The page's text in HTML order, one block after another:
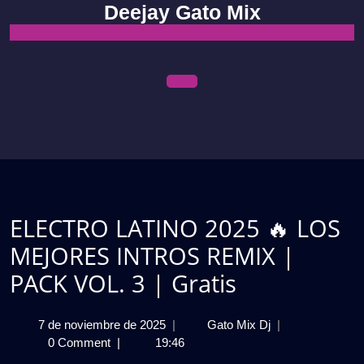
content
Deejay Gato Mix
ELECTRO LATINO 2025 🔥 LOS
MEJORES INTROS REMIX |
PACK VOL. 3 | Gratis
7 de noviembre de 20257
de
| Gato Mix DjELECTRO
|
0 Comment | 19:46